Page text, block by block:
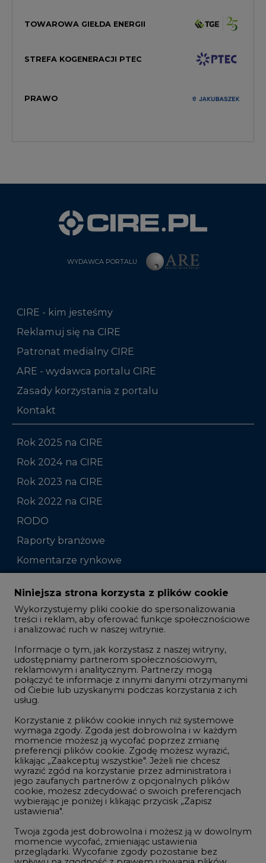
TOWAROWA GIEŁDA ENERGII
STREFA KOGENERACJI PTEC
PRAWO
WYDAWCA PORTALU
CIRE - kim jesteśmy
Reklamuj się na CIRE
Patronat medialny CIRE
ARE - wydawca portalu CIRE
Zasady korzystania z portalu
Kontakt
Rok 2025 na CIRE
Rok 2024 na CIRE
Rok 2023 na CIRE
Rok 2022 na CIRE
RODO
Raporty branżowe
Komentarze rynkowe
Zmiany kadrowe na rynku
Studio CIRE
Rozmowy o energetyce
Gospodarka
Geopolityka
LTE450
Innowacje i AI
Telekomunikacja i IT
Handel emisjami CO2
Wodór
Górnictwo
Atom
Niniejsza strona korzysta z plików cookie
Wykorzystujemy pliki cookie do spersonalizowania
treści i reklam, aby oferować funkcje społecznościowe
i analizować ruch w naszej witrynie.
Informacje o tym, jak korzystasz z naszej witryny,
udostępniamy partnerom społecznościowym,
reklamowym i analitycznym. Partnerzy mogą
połączyć te informacje z innymi danymi otrzymanymi
od Ciebie lub uzyskanymi podczas korzystania z ich
usług.
Korzystanie z plików cookie innych niż systemowe
wymaga zgody. Zgoda jest dobrowolna i w każdym
momencie możesz ją wycofać poprzez zmianę
preferencji plików cookie. Zgodę możesz wyrazić,
klikając „Zaakceptuj wszystkie". Jeżeli nie chcesz
wyrazić zgód na korzystanie przez administratora i
jego zaufanych partnerów z opcjonalnych plików
cookie, możesz zdecydować o swoich preferencjach
wybierając je poniżej i klikając przycisk „Zapisz
ustawienia".
Twoja zgoda jest dobrowolna i możesz ją w dowolnym
momencie wycofać, zmieniając ustawienia
przeglądarki. Wycofanie zgody pozostanie bez